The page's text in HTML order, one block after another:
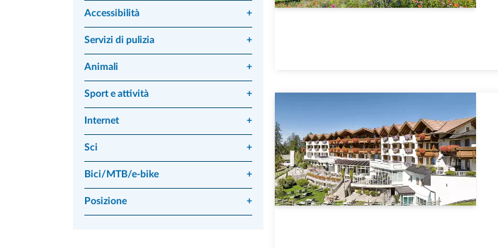
Accessibilità +
Servizi di pulizia +
Animali +
Sport e attività +
Internet +
Sci +
Bici/MTB/e-bike +
Posizione +